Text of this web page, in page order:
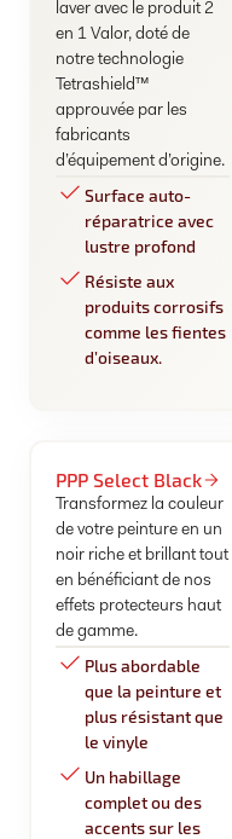
laver avec le produit 2
en 1 Valor, doté de
notre technologie
Tetrashield™
approuvée par les
fabricants
d’équipement d’origine.
Surface auto-
réparatrice avec
lustre profond
Résiste aux
produits corrosifs
comme les fientes
d’oiseaux.
PPP Select Black
Transformez la couleur
de votre peinture en un
noir riche et brillant tout
en bénéficiant de nos
effets protecteurs haut
de gamme.
Plus abordable
que la peinture et
plus résistant que
le vinyle
Un habillage
complet ou des
accents sur les